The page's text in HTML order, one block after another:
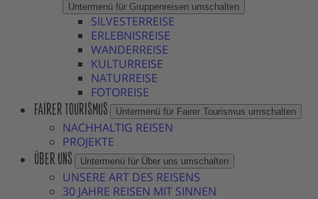
Untermenü für Gruppenreisen umschalten
SILVESTERREISE
ERLEBNISREISE
WANDERREISE
KULTURREISE
NATURREISE
FOTOREISE
FAIRER TOURISMUS Untermenü für Fairer Tourismus umschalten
NACHHALTIG REISEN
PROJEKTE
ÜBER UNS Untermenü für Über uns umschalten
UNSERE ART DES REISENS
30 JAHRE REISEN MIT SINNEN